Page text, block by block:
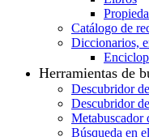
Catálogo de
Diccionarios,
Herramientas de
Descubridor
Descubridor
Metabuscador
Búsqueda en